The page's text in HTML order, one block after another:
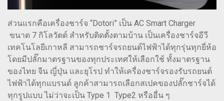
ส่วนแรกคือเครื่องชาร์จ “Dotori” เป็น AC Smart Charger
ขนาด 7 กิโลวัตต์ สำหรับติดตั้งตามบ้าน เป็นเครื่องชาร์จอีวี
เทคโนโลยีเกาหลี สามารถชาร์จรถยนต์ไฟฟ้าได้ทุกรุ่นทุกยี่ห้อ
โดยมีปลั๊กมาตรฐานของทุกประเทศให้เลือกใช้ ทั้งมาตรฐาน
ของไทย จีน ญี่ปุ่น และยุโรป ทำให้เครื่องชาร์จรองรับรถยนต์
ไฟฟ้าได้ทุกแบรนด์ ลูกค้าสามารถเลือกสเปคของปลั๊กชาร์จได้
ทุกรูปแบบ ไม่ว่าจะเป็น Type 1 Type2 หรืออื่น ๆ